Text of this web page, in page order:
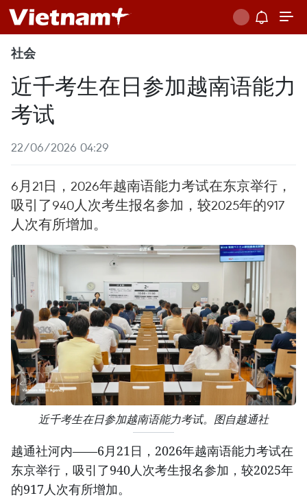
社会
近千考生在日参加越南语能力
考试
22/06/2026 04:29
6月21日，2026年越南语能力考试在东京举行，
吸引了940人次考生报名参加，较2025年的917
人次有所增加。
近千考生在日参加越南语能力考试。图自越通社
越通社河内——6月21日，2026年越南语能力考试在
东京举行，吸引了940人次考生报名参加，较2025年
的917人次有所增加。